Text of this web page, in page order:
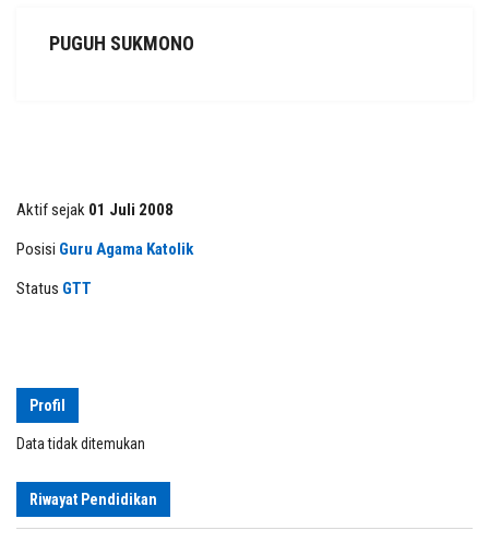
PUGUH SUKMONO
Aktif sejak 01 Juli 2008
Posisi Guru Agama Katolik
Status GTT
Profil
Data tidak ditemukan
Riwayat Pendidikan